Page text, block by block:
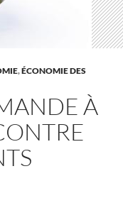
,ÉCONOMIE DES
À